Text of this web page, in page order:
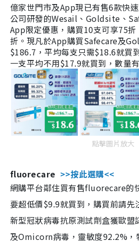
億家世門市及App現已有售6款快
公司研發的Wesail、Goldsite、
App限定優惠，購買10支可享75
折。現凡於App購買Safecare及
$186.7，平均每支只需$18.6就買
一支平均不用$17.9就買到，數量
點擊圖片放大
fluorecare >>按此選購<<
網購平台鄰住買有售fluorecare的
要超低價$9.9就買到，購買前請先
新型冠狀病毒抗原測試劑盒獲歐
及Omicorn病毒，靈敏度92.2%，